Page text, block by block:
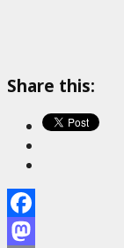
Share this:
Facebook